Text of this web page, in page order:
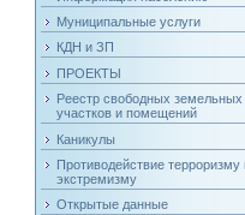
Муниципальные услуги
КДН и ЗП
ПРОЕКТЫ
Реестр свободных земельных
участков и помещений
Каникулы
Противодействие терроризму
экстремизму
Открытые данные